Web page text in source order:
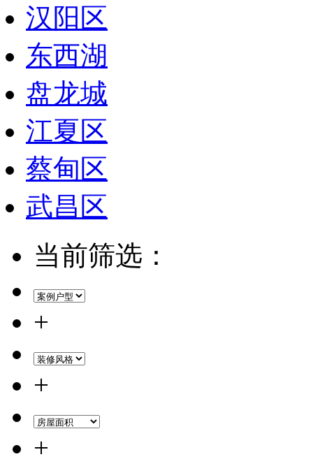
汉阳区
东西湖
盘龙城
江夏区
蔡甸区
武昌区
当前筛选：
+
+
+